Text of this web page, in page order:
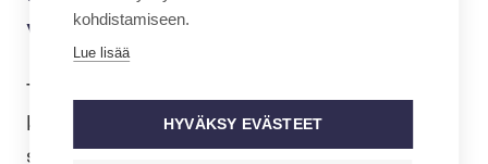
vähissä suojatakit
Tehy toteutti 17.-20.4. kyselyn
koronakriisin aikaisista
suojavarusteista yli­opis­to­sai­raa­lo­jen
kohdistamiseen.
Lue lisää
HYVÄKSY EVÄSTEET